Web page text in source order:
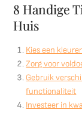
8 Handige
Huis
Kies een
Zorg voor
Gebruik
functionaliteit
Investeer in